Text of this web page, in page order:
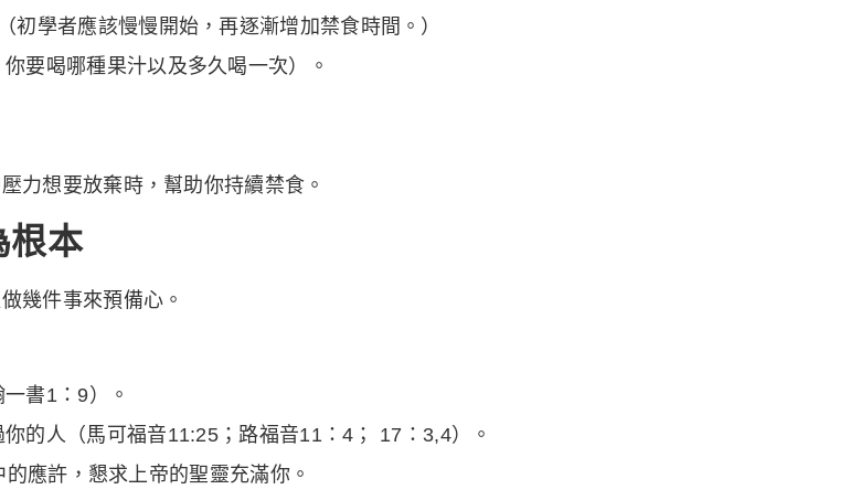
學者應該慢慢開始，再逐漸增加禁食時間。）
要喝哪種果汁以及多久喝一次）。
力想要放棄時，幫助你持續禁食。
根本
幾件事來預備心。
書1：9）。
的人（馬可福音11:25；路福音11：4； 17：3,4）。
應許，懇求上帝的聖靈充滿你。